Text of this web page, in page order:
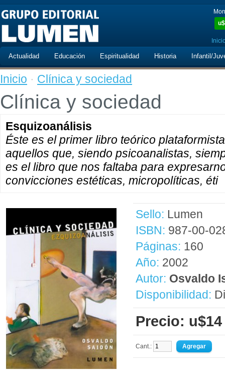
u$
Actualidad Educación Espiritualidad Historia Infantil/
Inicio · Clínica y sociedad
Clínica y sociedad
Esquizoanálisis
Éste es el primer libro teórico
aquellos que, siendo psicoanalistas,
es el libro que nos faltaba para
convicciones estéticas, micropolíticas, éti
Sello: Lumen
ISBN: 987-00-
Páginas: 160
Año: 2002
Autor: Osvaldo
Disponibilidad:
Precio: u$14
Cant.: